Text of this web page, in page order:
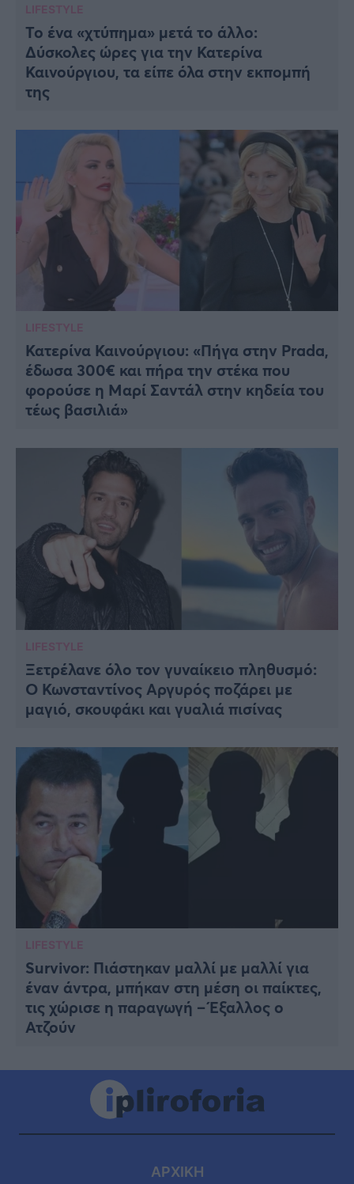
LIFESTYLE
Το ένα «χτύπημα» μετά το άλλο:
Δύσκολες ώρες για την Κατερίνα
Καινούργιου, τα είπε όλα στην εκπομπή
της
LIFESTYLE
Κατερίνα Καινούργιου: «Πήγα στην Prada,
έδωσα 300€ και πήρα την στέκα που
φορούσε η Μαρί Σαντάλ στην κηδεία του
τέως βασιλιά»
LIFESTYLE
Ξετρέλανε όλο τον γυναίκειο πληθυσμό:
O Κωνσταντίνος Αργυρός ποζάρει με
μαγιό, σκουφάκι και γυαλιά πισίνας
LIFESTYLE
Survivor: Πιάστηκαν μαλλί με μαλλί για
έναν άντρα, μπήκαν στη μέση οι παίκτες,
τις χώρισε η παραγωγή – Έξαλλος ο
Ατζούν
ΑΡΧΙΚΗ